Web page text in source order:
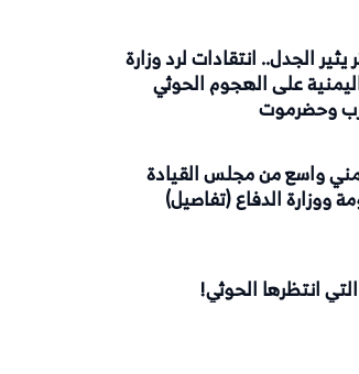
يثير الجدل.. انتقادات لرد وزارة
على الهجوم الحوثي
وحضرموت
واسع من مجلس القيادة
ووزارة الدفاع (تفاصيل)
انتظرها الحوثي!